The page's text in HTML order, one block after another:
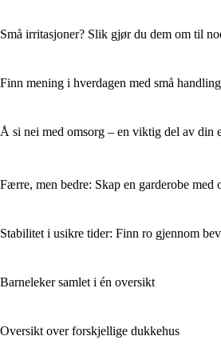
Små irritasjoner? Slik gjør du dem om til
Finn mening i hverdagen med små
Å si nei med omsorg – en viktig del av din
Færre, men bedre: Skap en garderobe med
Stabilitet i usikre tider: Finn ro gjennom
Barneleker samlet i én oversikt
Oversikt over forskjellige dukkehus